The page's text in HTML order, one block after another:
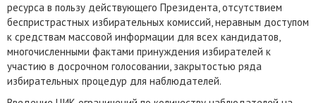
ресурса в пользу действующего Президента, отсутствием
беспристрастных избирательных комиссий, неравным доступом
к средствам массовой информации для всех кандидатов,
многочисленными фактами принуждения избирателей к
участию в досрочном голосовании, закрытостью ряда
избирательных процедур для наблюдателей.